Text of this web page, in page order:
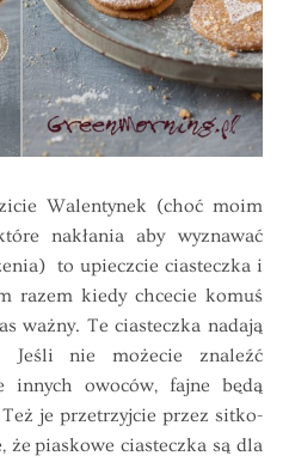
Walentynek (choć moim
nakłania aby wyznawać
to upieczcie ciasteczka i
razem kiedy chcecie komuś
ważny. Te ciasteczka nadają
Jeśli nie możecie znaleźć
innych owoców, fajne będą
je przetrzyjcie przez sitko-
że piaskowe ciasteczka są dla